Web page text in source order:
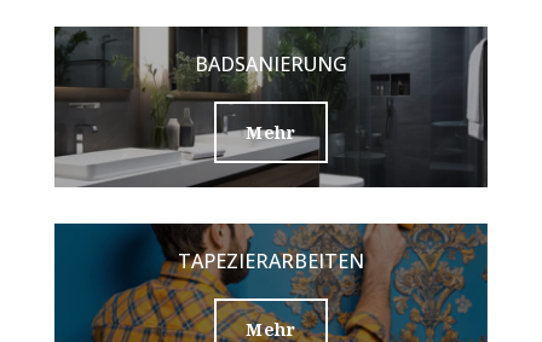
BADSANIERUNG
Mehr
TAPEZIERARBEITEN
Mehr